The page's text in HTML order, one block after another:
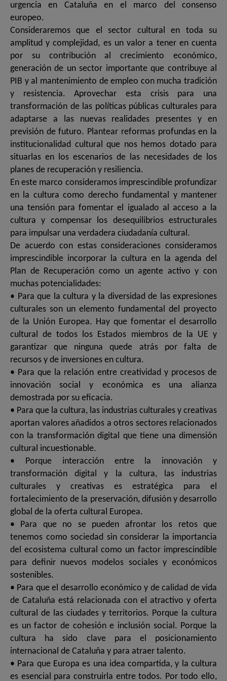
urgencia en Cataluña en el marco del consenso
europeo.
Consideraremos que el sector cultural en toda su
amplitud y complejidad, es un valor a tener en cuenta
por su contribución al crecimiento económico,
generación de un sector importante que contribuye al
PIB y al mantenimiento de empleo con mucha tradición
y resistencia. Aprovechar esta crisis para una
transformación de las políticas públicas culturales para
adaptarse a las nuevas realidades presentes y en
previsión de futuro. Plantear reformas profundas en la
institucionalidad cultural que nos hemos dotado para
situarlas en los escenarios de las necesidades de los
planes de recuperación y resiliencia.
En este marco consideramos imprescindible profundizar
en la cultura como derecho fundamental y mantener
una tensión para fomentar el igualado al acceso a la
cultura y compensar los desequilibrios estructurales
para impulsar una verdadera ciudadanía cultural.
De acuerdo con estas consideraciones consideramos
imprescindible incorporar la cultura en la agenda del
Plan de Recuperación como un agente activo y con
muchas potencialidades:
• Para que la cultura y la diversidad de las expresiones
culturales son un elemento fundamental del proyecto
de la Unión Europea. Hay que fomentar el desarrollo
cultural de todos los Estados miembros de la UE y
garantizar que ninguna quede atrás por falta de
recursos y de inversiones en cultura.
• Para que la relación entre creatividad y procesos de
innovación social y económica es una alianza
demostrada por su eficacia.
• Para que la cultura, las industrias culturales y creativas
aportan valores añadidos a otros sectores relacionados
con la transformación digital que tiene una dimensión
cultural incuestionable.
• Porque interacción entre la innovación y
transformación digital y la cultura, las industrias
culturales y creativas es estratégica para el
fortalecimiento de la preservación, difusión y desarrollo
global de la oferta cultural Europea.
• Para que no se pueden afrontar los retos que
tenemos como sociedad sin considerar la importancia
del ecosistema cultural como un factor imprescindible
para definir nuevos modelos sociales y económicos
sostenibles.
• Para que el desarrollo económico y de calidad de vida
de Cataluña está relacionada con el atractivo y oferta
cultural de las ciudades y territorios. Porque la cultura
es un factor de cohesión e inclusión social. Porque la
cultura ha sido clave para el posicionamiento
internacional de Cataluña y para atraer talento.
• Para que Europa es una idea compartida, y la cultura
es esencial para construirla entre todos. Por todo ello,